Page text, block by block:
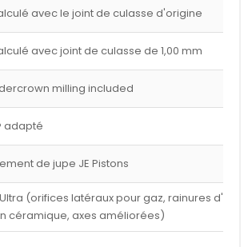
avec le joint de culasse d'origine
avec joint de culasse de 1,00 mm
milling included
adapté
de jupe JE Pistons
(orifices latéraux pour gaz, rainures
céramique, axes améliorées)